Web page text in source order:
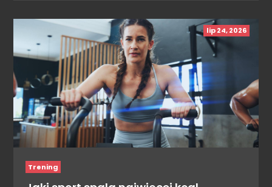
lip 24, 2026
Trening